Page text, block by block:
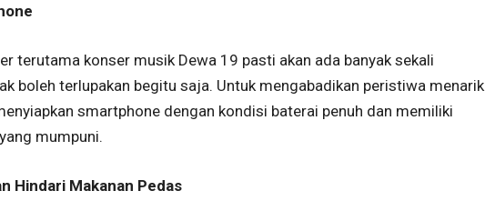
terutama konser musik Dewa 19 pasti akan ada banyak sekali
boleh terlupakan begitu saja. Untuk mengabadikan peristiwa menarik
smartphone dengan kondisi baterai penuh dan memiliki
mumpuni.
Hindari Makanan Pedas